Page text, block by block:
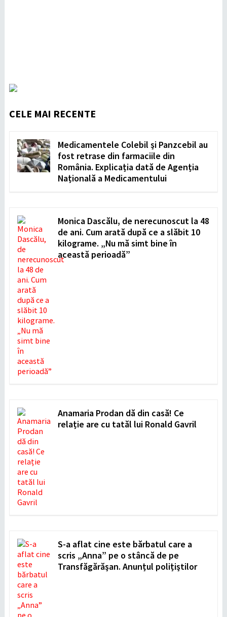
CELE MAI RECENTE
Medicamentele Colebil și Panzcebil au
fost retrase din farmaciile din
România. Explicația dată de Agenția
Națională a Medicamentului
Monica Dascălu, de nerecunoscut la 48
de ani. Cum arată după ce a slăbit 10
kilograme. „Nu mă simt bine în
această perioadă”
Anamaria Prodan dă din casă! Ce
relație are cu tatăl lui Ronald Gavril
S-a aflat cine este bărbatul care a
scris „Anna” pe o stâncă de pe
Transfăgărășan. Anunțul polițiștilor